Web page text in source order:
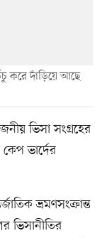
করে দাঁড়িয়ে আছে
ভিসা সংগ্রহের
ভার্দের
ভ্রমণসংক্রান্ত
ভিসানীতির